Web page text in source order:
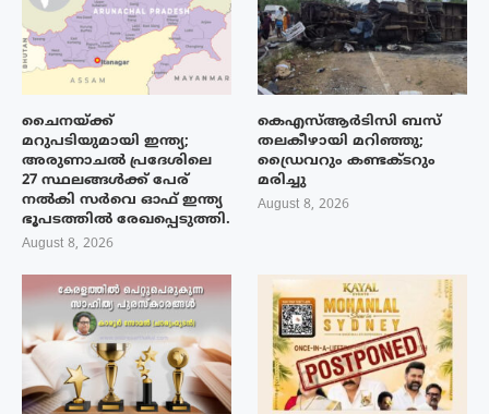
ചൈനയ്ക്ക്
മറുപടിയുമായി ഇന്ത്യ;
അരുണാചൽ പ്രദേശിലെ
27 സ്ഥലങ്ങൾക്ക് പേര്
നൽകി സർവെ ഓഫ് ഇന്ത്യ
ഭൂപടത്തിൽ രേഖപ്പെടുത്തി.
August 8, 2026
കെഎസ്ആർടിസി ബസ്
തലകീഴായി മറിഞ്ഞു;
ഡ്രൈവറും കണ്ടക്ടറും
മരിച്ചു
August 8, 2026